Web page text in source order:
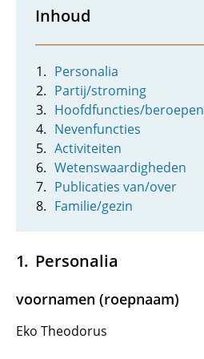
Inhoud
Personalia
Partij/stroming
Hoofdfuncties/beroepen
Nevenfuncties
Activiteiten
Wetenswaardigheden
Publicaties van/over
Familie/gezin
Personalia
voornamen (roepnaam)
Eko Theodorus